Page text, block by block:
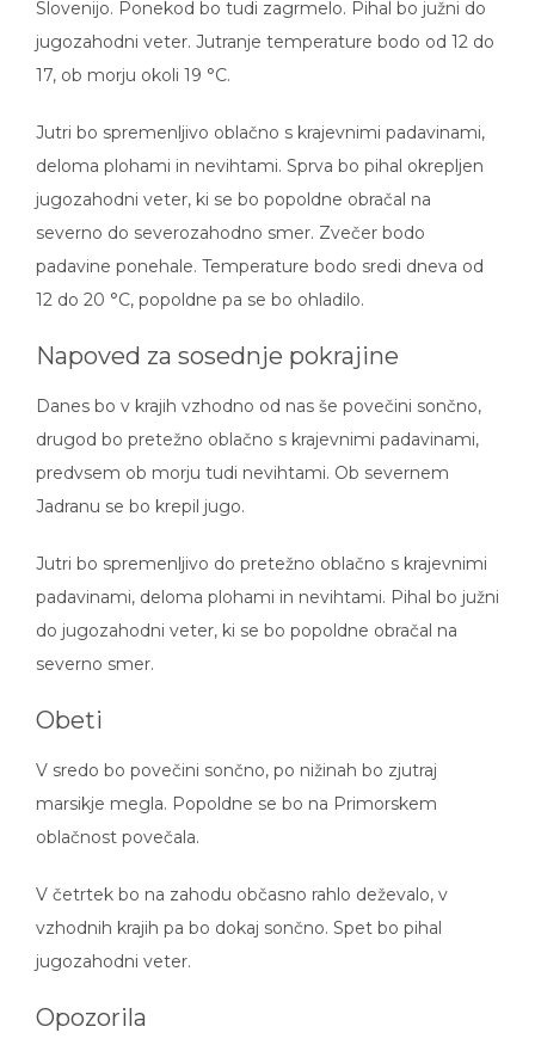
Slovenijo. Ponekod bo tudi zagrmelo. Pihal bo južni do
jugozahodni veter. Jutranje temperature bodo od 12 do
17, ob morju okoli 19 °C.
Jutri bo spremenljivo oblačno s krajevnimi padavinami,
deloma plohami in nevihtami. Sprva bo pihal okrepljen
jugozahodni veter, ki se bo popoldne obračal na
severno do severozahodno smer. Zvečer bodo
padavine ponehale. Temperature bodo sredi dneva od
12 do 20 °C, popoldne pa se bo ohladilo.
Napoved za sosednje pokrajine
Danes bo v krajih vzhodno od nas še povečini sončno,
drugod bo pretežno oblačno s krajevnimi padavinami,
predvsem ob morju tudi nevihtami. Ob severnem
Jadranu se bo krepil jugo.
Jutri bo spremenljivo do pretežno oblačno s krajevnimi
padavinami, deloma plohami in nevihtami. Pihal bo južni
do jugozahodni veter, ki se bo popoldne obračal na
severno smer.
Obeti
V sredo bo povečini sončno, po nižinah bo zjutraj
marsikje megla. Popoldne se bo na Primorskem
oblačnost povečala.
V četrtek bo na zahodu občasno rahlo deževalo, v
vzhodnih krajih pa bo dokaj sončno. Spet bo pihal
jugozahodni veter.
Opozorila